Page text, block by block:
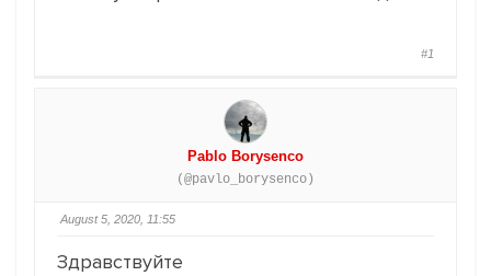
#1
Pablo Borysenco
(@pavlo_borysenco)
August 5, 2020, 11:55
Здравствуйте